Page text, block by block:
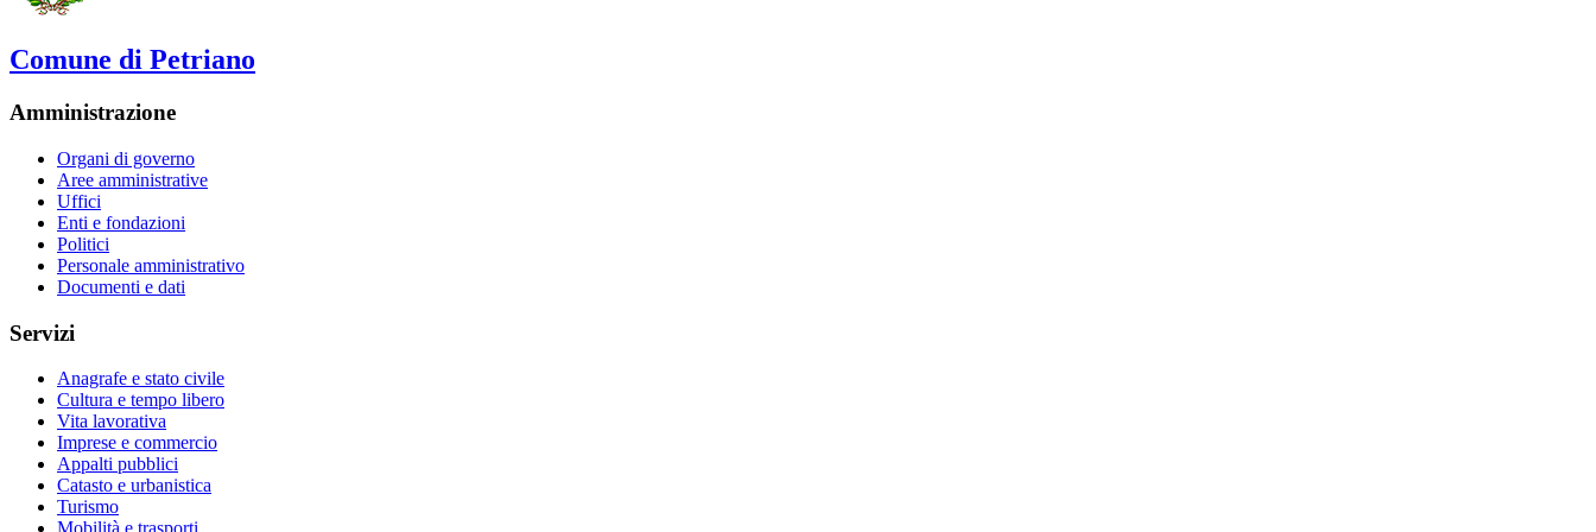
Comune di Petriano
Amministrazione
Organi di governo
Aree amministrative
Uffici
Enti e fondazioni
Politici
Personale amministrativo
Documenti e dati
Servizi
Anagrafe e stato civile
Cultura e tempo libero
Vita lavorativa
Imprese e commercio
Appalti pubblici
Catasto e urbanistica
Turismo